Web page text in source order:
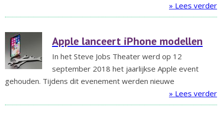
» Lees verder
Apple lanceert iPhone modellen
In het Steve Jobs Theater werd op 12
september 2018 het jaarlijkse Apple event
gehouden. Tijdens dit evenement werden nieuwe
» Lees verder